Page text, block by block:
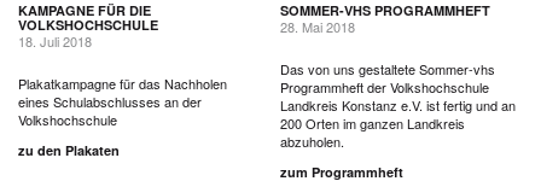
KAMPAGNE FÜR DIE
VOLKSHOCHSCHULE
18. Juli 2018
Plakatkampagne für das Nachholen
eines Schulabschlusses an der
Volkshochschule
zu den Plakaten
SOMMER-VHS PROGRAMMHEFT
28. Mai 2018
Das von uns gestaltete Sommer-vhs
Programmheft der Volkshochschule
Landkreis Konstanz e.V. ist fertig und an
200 Orten im ganzen Landkreis
abzuholen.
zum Programmheft